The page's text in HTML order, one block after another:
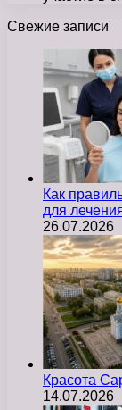
Свежие записи
Как
для
26.07.2026
Красота
14.07.2026